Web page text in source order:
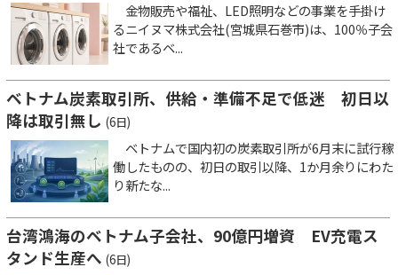
金物販売や福祉、LED照明などの事業を手掛け
るニイヌマ株式会社(宮城県石巻市)は、100％子会
社であるベ...
ベトナム炭素取引所、供給・準備不足で低迷 初日以
降は取引無し (6日)
ベトナムで国内初の炭素取引所が6月末に試行稼
働したものの、初日の取引以降、1か月余りにわた
り新たな...
台湾鴻海のベトナム子会社、90億円増資 EV充電ス
タンド生産へ (6日)